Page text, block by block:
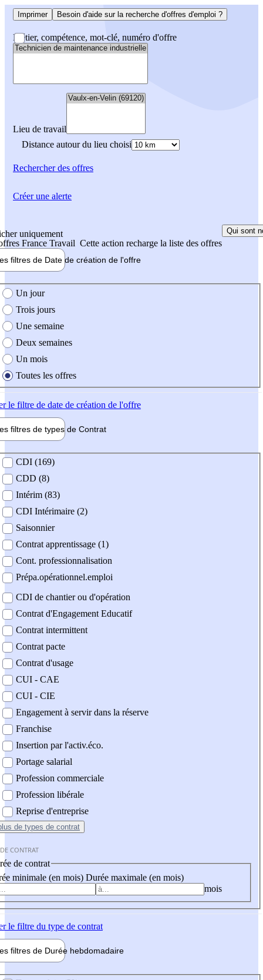
Imprimer Besoin d'aide sur la recherche d'offres d'emploi ?
Métier, compétence, mot-clé, numéro d'offre
Lieu de travail
Distance autour du lieu choisi
Rechercherdes offres
uniquement
France Travail Cette action recharge la liste des offres
Qui sont
filtres de Date de création de l'offre
création de l'offre
Un jour
Trois jours
Une semaine
Deux semaines
Un mois
Toutes les offres
le filtre de date de création de l'offre
filtres de types de Contrat
contrat
CDI (169)
CDD (8)
Intérim (83)
CDI Intérimaire (2)
Saisonnier
Contrat apprentissage (1)
Cont. professionnalisation
Prépa.opérationnel.emploi
CDI de chantier ou d'opération
Contrat d'Engagement Educatif
Contrat intermittent
Contrat pacte
Contrat d'usage
CUI - CAE
CUI - CIE
Engagement à servir dans la réserve
Franchise
Insertion par l'activ.éco.
Portage salarial
Profession commerciale
Profession libérale
Reprise d'entreprise
de types de contrat
CONTRAT
de contrat
minimale (en mois) Durée maximale (en mois)
mois
le filtre du type de contrat
filtres de Durée hebdomadaire
Créer une alerte